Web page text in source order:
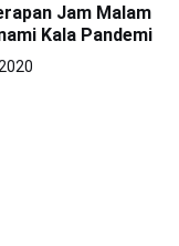
Jam Malam
Kala Pandemi